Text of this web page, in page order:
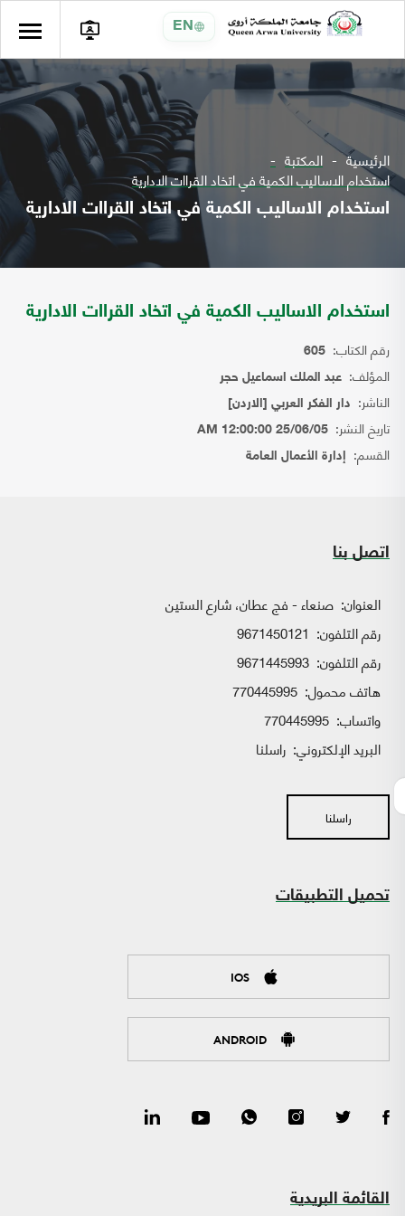
EN
الرئيسية المكتبة
استخدام الاساليب الكمية في اتخاد القراات الادارية
استخدام الاساليب الكمية في اتخاد القراات الادارية
استخدام الاساليب الكمية في اتخاد القراات الادارية
رقم الكتاب: 605
المؤلف: عبد الملك اسماعيل حجر
الناشر: دار الفكر العربي [الاردن]
تاريخ النشر: 25/06/05 12:00:00 AM
القسم: إدارة الأعمال العامة
اتصل بنا
العنوان: صنعاء - فج عطان، شارع الستين
رقم التلفون: 9671450121
رقم التلفون: 9671445993
هاتف محمول: 770445995
واتساب:
البريد الإلكتروني: راسلنا
راسلنا
تحميل التطبيقات
IOS
ANDROID
القائمة البريدية